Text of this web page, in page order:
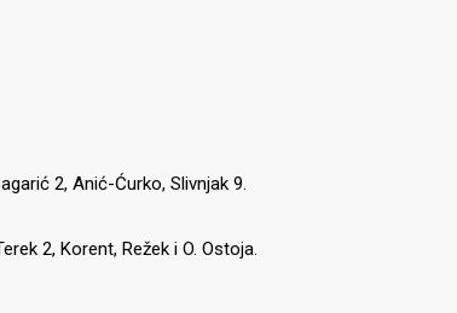
2, Anić-Ćurko, Slivnjak 9.
2, Korent, Režek i O. Ostoja.